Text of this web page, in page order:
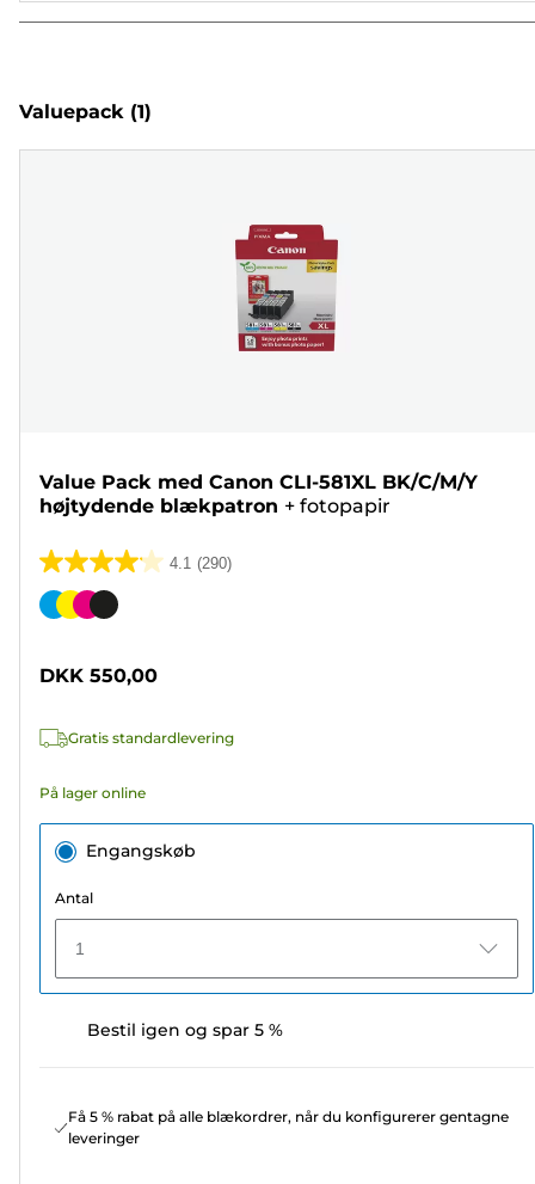
Valuepack (1)
Value Pack med Canon CLI-581XL BK/C/M/Y
højtydende blækpatron + fotopapir
4.1 (290)
4.1
ud
stjerner.
anmeldelser
Farvepatron
DKK 550,00
Gratis standardlevering
På lager online
Engangskøb
Antal
1
Bestil igen og spar 5 %
Få 5 % rabat på alle blækordrer, når du konfigurerer gentagne
leveringer